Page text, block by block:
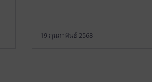
19 กุมภาพันธ์ 2568